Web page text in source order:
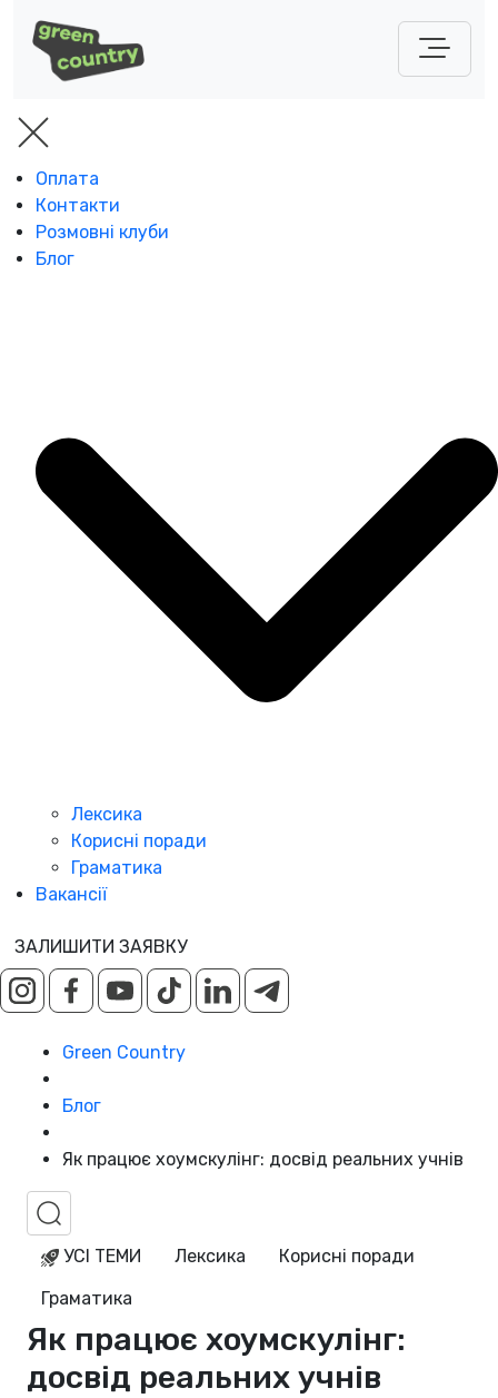
Оплата
Контакти
Розмовні клуби
Блог
Лексика
Корисні поради
Граматика
Вакансії
ЗАЛИШИТИ ЗАЯВКУ
Green Country
Блог
Як працює хоумскулінг: досвід реальних учнів
УСІ ТЕМИ Лексика
Корисні поради
Граматика
Як працює хоумскулінг:
досвід реальних учнів